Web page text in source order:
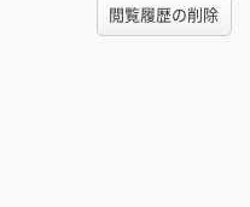
閲覧履歴の削除